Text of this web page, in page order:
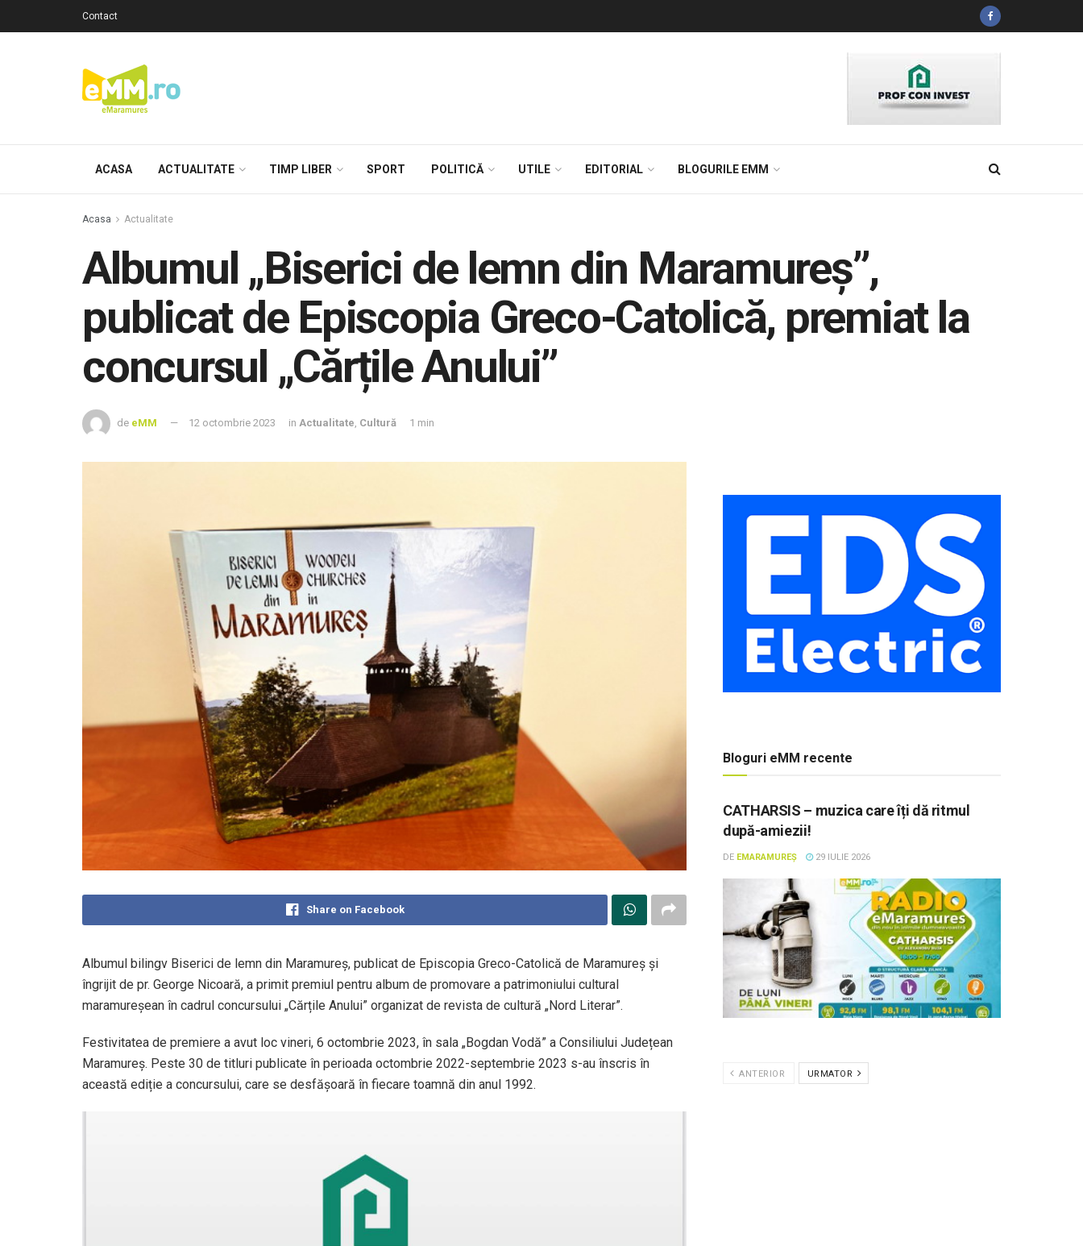
Contact
ACASA ACTUALITATE TIMP LIBER SPORT POLITICĂ UTILE EDITORIAL BLOGURILE EMM
Acasa Actualitate
Albumul „Biserici de lemn din Maramureș”,
publicat de Episcopia Greco-Catolică, premiat la
concursul „Cărțile Anului”
de eMM 12 octombrie 2023 in Actualitate, Cultură 1 min
Share on Facebook
Albumul bilingv Biserici de lemn din Maramureș, publicat de Episcopia Greco-Catolică de Maramureș și
îngrijit de pr. George Nicoară, a primit premiul pentru album de promovare a patrimoniului cultural
maramureșean în cadrul concursului „Cărțile Anului” organizat de revista de cultură „Nord Literar”.
Festivitatea de premiere a avut loc vineri, 6 octombrie 2023, în sala „Bogdan Vodă” a Consiliului Județean
Maramureș. Peste 30 de titluri publicate în perioada octombrie 2022-septembrie 2023 s-au înscris în
această ediție a concursului, care se desfășoară în fiecare toamnă din anul 1992.
Bloguri eMM recente
CATHARSIS – muzica care îți dă ritmul
după-amiezii!
DE EMARAMUREȘ 29 IULIE 2026
ANTERIOR URMATOR